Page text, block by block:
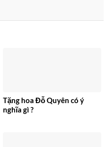
Tặng hoa Đỗ Quyên có ý
nghĩa gì ?